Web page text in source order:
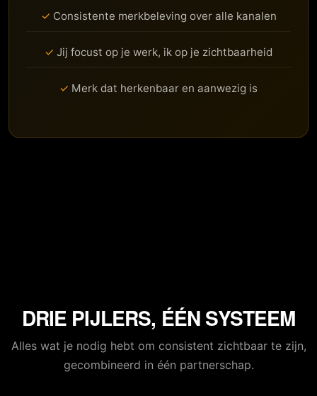
Consistente merkbeleving over alle kanalen
Jij focust op je werk, ik op je zichtbaarheid
Merk dat herkenbaar en aanwezig is
DRIE PIJLERS, ÉÉN SYSTEEM
Alles wat je nodig hebt om consistent zichtbaar te zijn,
gecombineerd in één partnerschap.